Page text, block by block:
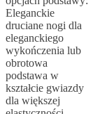
Usługa
Projektowania
WnętrzZamów
bezpłatne
próbnikiZnajdź
salon
BoConceptO
BoConceptWartości
Eleganckie
druciane nogi dla
eleganckiego
wykończenia lub
obrotowa
podstawa w
kształcie gwiazdy
dla większej